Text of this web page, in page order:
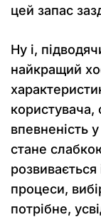
цей запас
Ну і,
найкращий
користувача,
впевненість
стане
розвивається
процеси,
потрібне,